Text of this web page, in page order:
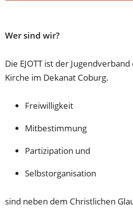
Wer sind wir?
Die EJOTT ist der
Kirche im Dekanat Coburg.
Freiwilligkeit
Mitbestimmung
Partizipation und
Selbstorganisation
sind neben dem Christlichen